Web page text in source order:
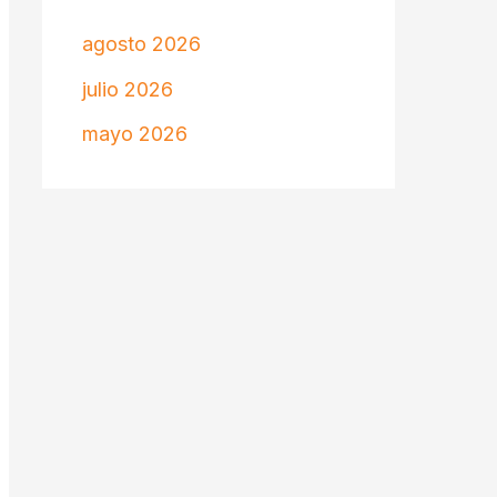
agosto 2026
julio 2026
mayo 2026